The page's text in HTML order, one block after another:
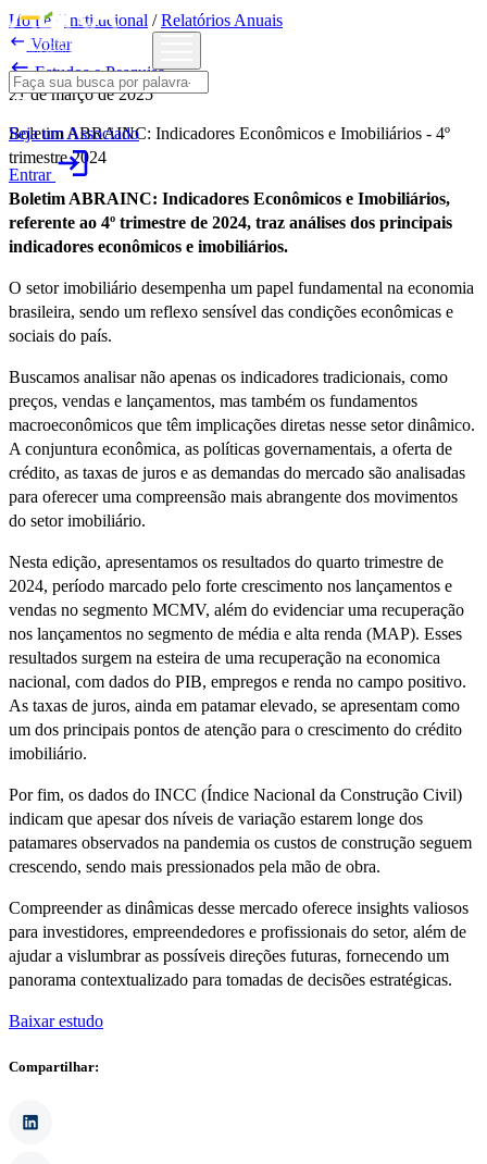
Seja um Associado
Entrarlogin
Home/Institucional /Relatórios Anuais
 Voltar
Estudos e Pesquisa
21 de março de 2025
Boletim ABRAINC: Indicadores Econômicos e Imobiliários - 4º
trimestre 2024
Boletim ABRAINC: Indicadores Econômicos e Imobiliários,
referente ao 4º trimestre de 2024, traz análises dos principais
indicadores econômicos e imobiliários.
O setor imobiliário desempenha um papel fundamental na economia
brasileira, sendo um reflexo sensível das condições econômicas e
sociais do país.
Buscamos analisar não apenas os indicadores tradicionais, como
preços, vendas e lançamentos, mas também os fundamentos
macroeconômicos que têm implicações diretas nesse setor dinâmico.
A conjuntura econômica, as políticas governamentais, a oferta de
crédito, as taxas de juros e as demandas do mercado são analisadas
para oferecer uma compreensão mais abrangente dos movimentos
do setor imobiliário.
Nesta edição, apresentamos os resultados do quarto trimestre de
2024, período marcado pelo forte crescimento nos lançamentos e
vendas no segmento MCMV, além do evidenciar uma recuperação
nos lançamentos no segmento de média e alta renda (MAP). Esses
resultados surgem na esteira de uma recuperação na economica
nacional, com dados do PIB, empregos e renda no campo positivo.
As taxas de juros, ainda em patamar elevado, se apresentam como
um dos principais pontos de atenção para o crescimento do crédito
imobiliário.
Por fim, os dados do INCC (Índice Nacional da Construção Civil)
indicam que apesar dos níveis de variação estarem longe dos
patamares observados na pandemia os custos de construção seguem
crescendo, sendo mais pressionados pela mão de obra.
Compreender as dinâmicas desse mercado oferece insights valiosos
para investidores, empreendedores e profissionais do setor, além de
ajudar a vislumbrar as possíveis direções futuras, fornecendo um
panorama contextualizado para tomadas de decisões estratégicas.
Baixar estudo
Compartilhar: